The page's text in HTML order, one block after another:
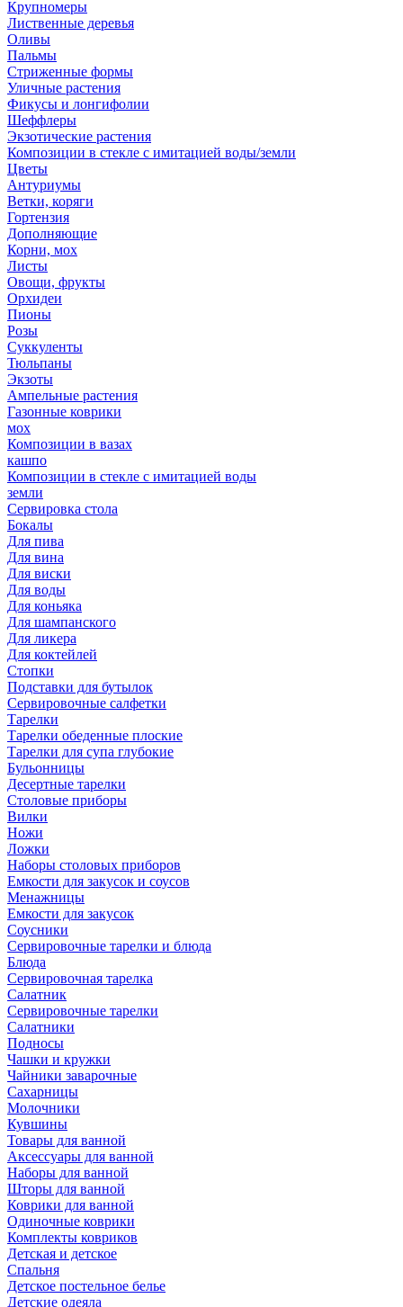
Крупномеры
Лиственные деревья
Оливы
Пальмы
Стриженные формы
Уличные растения
Фикусы и лонгифолии
Шеффлеры
Экзотические растения
Композиции в стекле с имитацией воды/земли
Цветы
Антуриумы
Ветки, коряги
Гортензия
Дополняющие
Корни, мох
Листы
Овощи, фрукты
Орхидеи
Пионы
Розы
Суккуленты
Тюльпаны
Экзоты
Ампельные растения
Газонные коврики
мох
Композиции в вазах
кашпо
Композиции в стекле с имитацией воды
земли
Сервировка стола
Бокалы
Для пива
Для вина
Для виски
Для воды
Для коньяка
Для шампанского
Для ликера
Для коктейлей
Стопки
Подставки для бутылок
Сервировочные салфетки
Тарелки
Тарелки обеденные плоские
Тарелки для супа глубокие
Бульонницы
Десертные тарелки
Столовые приборы
Вилки
Ножи
Ложки
Наборы столовых приборов
Емкости для закусок и соусов
Менажницы
Емкости для закусок
Соусники
Сервировочные тарелки и блюда
Блюда
Сервировочная тарелка
Салатник
Сервировочные тарелки
Салатники
Подносы
Чашки и кружки
Чайники заварочные
Сахарницы
Молочники
Кувшины
Товары для ванной
Аксессуары для ванной
Наборы для ванной
Шторы для ванной
Коврики для ванной
Одиночные коврики
Комплекты ковриков
Детская и детское
Спальня
Детское постельное белье
Детские одеяла